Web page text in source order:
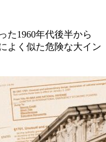
た1960年代後半から
よく似た危険な大イン